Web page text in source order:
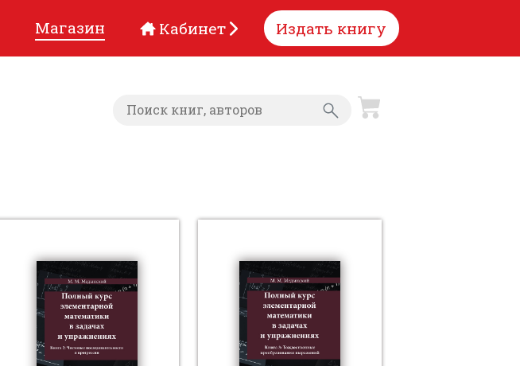
Магазин Кабинет Издать книгу